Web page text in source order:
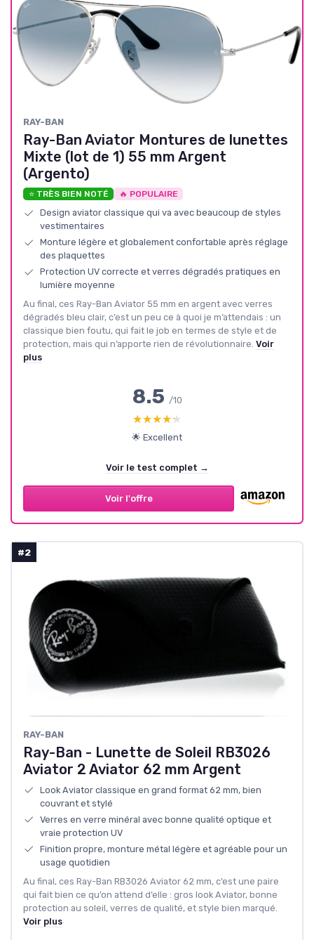
RAY-BAN
Ray-Ban Aviator Montures de lunettes
Mixte (lot de 1) 55 mm Argent
(Argento)
⭐ TRÈS BIEN NOTÉ 🔥 POPULAIRE
Design aviator classique qui va avec beaucoup de styles
vestimentaires
Monture légère et globalement confortable après réglage
des plaquettes
Protection UV correcte et verres dégradés pratiques en
lumière moyenne
Au final, ces Ray-Ban Aviator 55 mm en argent avec verres
dégradés bleu clair, c’est un peu ce à quoi je m’attendais : un
classique bien foutu, qui fait le job en termes de style et de
protection, mais qui n’apporte rien de révolutionnaire. Voir
plus
8.5 /10
★★★★★
★★★★★
🌟 Excellent
Voir le test complet →
Voir l'offre
#2
RAY-BAN
Ray-Ban - Lunette de Soleil RB3026
Aviator 2 Aviator 62 mm Argent
Look Aviator classique en grand format 62 mm, bien
couvrant et stylé
Verres en verre minéral avec bonne qualité optique et
vraie protection UV
Finition propre, monture métal légère et agréable pour un
usage quotidien
Au final, ces Ray-Ban RB3026 Aviator 62 mm, c’est une paire
qui fait bien ce qu’on attend d’elle : gros look Aviator, bonne
protection au soleil, verres de qualité, et style bien marqué.
Voir plus